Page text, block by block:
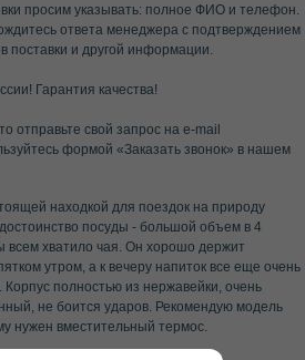
просим указывать: полное ФИО и телефон.
ответа менеджера с подтверждением
поставки и другой информации.
Гарантия качества!
отправьте свой запрос на e-mail
формой «Заказать звонок» в нашем
находкой для поездок на природу
посуды - большой объем в 4
всем хватило чая. Он хорошо держит
утром, а к вечеру напиток все еще очень
Корпус полностью из нержавейки, очень
не боится ударов. Рекомендую модель
нужен вместительный термос.